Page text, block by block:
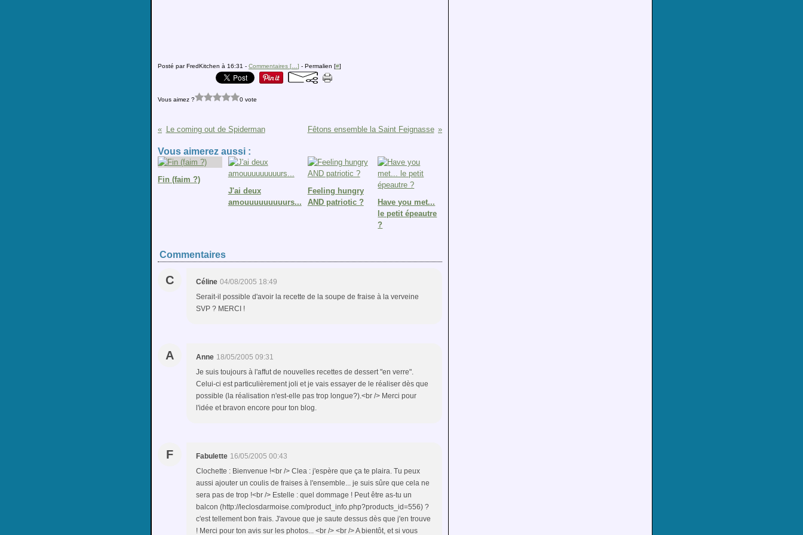
Posté par FredKitchen à 16:31 - Commentaires [ ] - Permalien [#]
Vous aimez ? 0 vote
Le coming out de Spiderman Fêtons ensemble la Saint Feignasse
Vous aimerez aussi :
Fin (faim ?)
J'ai deux
amouuuuuuuuurs...
Feeling hungry
AND patriotic ?
Have you met...
le petit épeautre
?
Commentaires
C Céline 04/08/2005 18:49
Serait-il possible d'avoir la recette de la soupe de fraise à la verveine
SVP ? MERCI !
A Anne 18/05/2005 09:31
Je suis toujours à l'affut de nouvelles recettes de dessert "en verre".
Celui-ci est particulièrement joli et je vais essayer de le réaliser dès que
possible (la réalisation n'est-elle pas trop longue?).<br /> Merci pour
l'idée et bravon encore pour ton blog.
F Fabulette 16/05/2005 00:43
Clochette : Bienvenue !<br /> Clea : j'espère que ça te plaira. Tu peux
aussi ajouter un coulis de fraises à l'ensemble... je suis sûre que cela ne
sera pas de trop !<br /> Estelle : quel dommage ! Peut être as-tu un
balcon (http://leclosdarmoise.com/product_info.php?products_id=556) ?
c'est tellement bon frais. J'avoue que je saute dessus dès que j'en trouve
! Merci pour ton avis sur les photos... <br /> <br /> A bientôt, et si vous